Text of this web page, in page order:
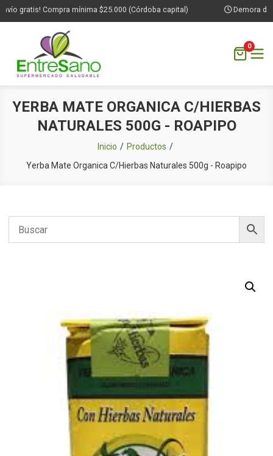
gratis! Compra mínima $25.000 (Córdoba capital) Demora de
0
YERBA MATE ORGANICA C/HIERBAS
NATURALES 500G - ROAPIPO
Inicio
Productos
Yerba Mate Organica C/Hierbas Naturales 500g - Roapipo